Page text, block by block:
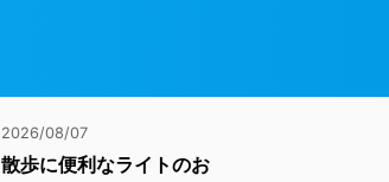
2026/08/07
散歩に便利なライトのお